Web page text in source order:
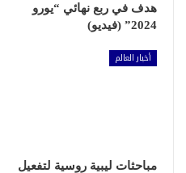
هدف في ربع نهائي “يورو
2024” (فيديو)
أخبار العالم
مباحثات ليبية روسية لتفعيل